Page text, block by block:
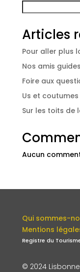
Articles
Pour aller plus
Nos amis
Foire aux
Us et coutumes
Sur les toits de
Aucun
Qui sommes-
Mentions
Registre du
© 2024